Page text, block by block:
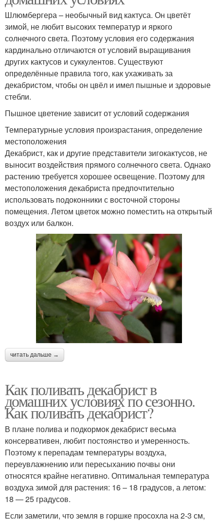
Шлюмбергера – необычный вид кактуса. Он цветёт
зимой, не любит высоких температур и яркого
солнечного света. Поэтому условия его содержания
кардинально отличаются от условий выращивания
других кактусов и суккулентов. Существуют
определённые правила того, как ухаживать за
декабристом, чтобы он цвёл и имел пышные и здоровые
стебли.
Пышное цветение зависит от условий содержания
Температурные условия произрастания, определение
местоположения
Декабрист, как и другие представители зигокактусов, не
выносит воздействия прямого солнечного света. Однако
растению требуется хорошее освещение. Поэтому для
местоположения декабриста предпочтительно
использовать подоконники с восточной стороны
помещения. Летом цветок можно поместить на открытый
воздух или балкон.
читать дальше →
Как поливать декабрист в
домашних условиях по сезонно.
Как поливать декабрист?
В плане полива и подкормок декабрист весьма
консервативен, любит постоянство и умеренность.
Поэтому к перепадам температуры воздуха,
переувлажнению или пересыханию почвы они
относятся крайне негативно. Оптимальная температура
воздуха зимой для растения: 16 – 18 градусов, а летом:
18 — 25 градусов.
Если заметили, что земля в горшке просохла на 2-3 см,